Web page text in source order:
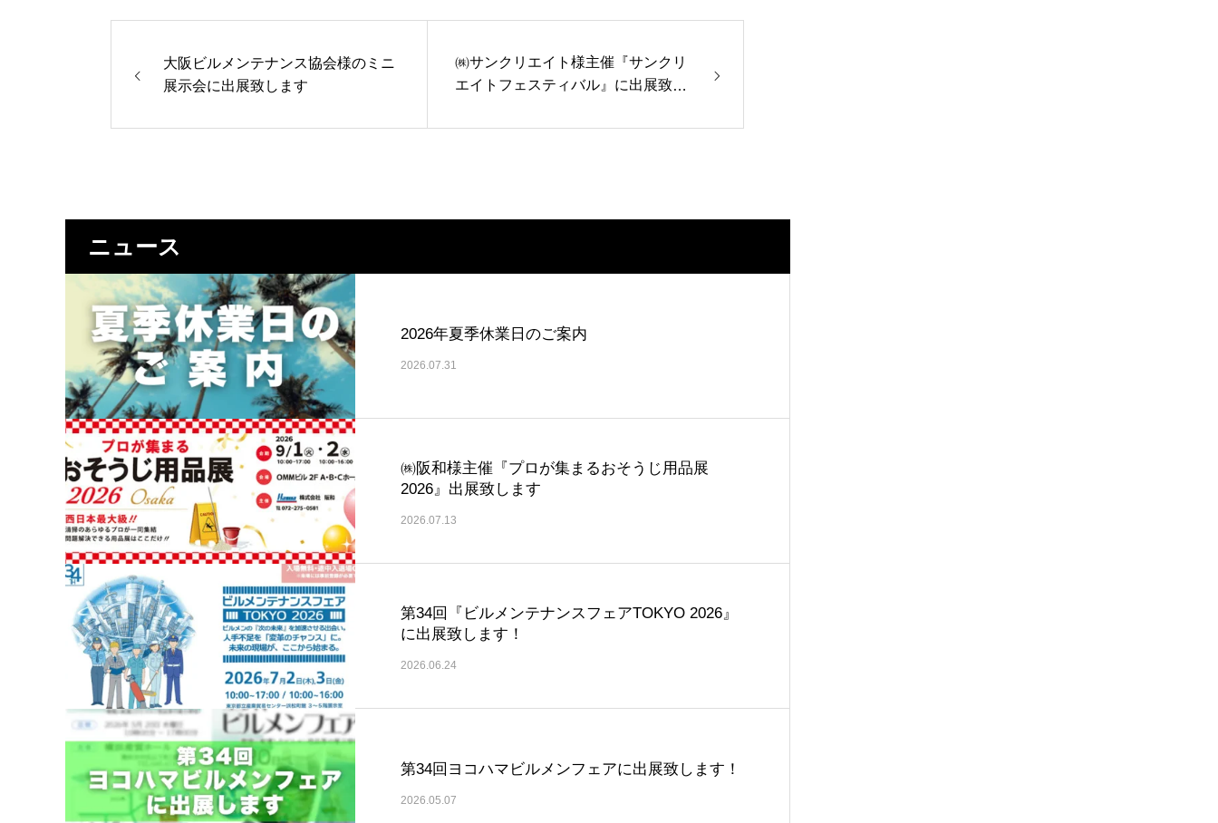
大阪ビルメンテナンス協会様のミニ
展示会に出展致します
㈱サンクリエイト様主催『サンクリ
エイトフェスティバル』に出展致し
ニュース
2026年夏季休業日のご案内
2026.07.31
㈱阪和様主催『プロが集まるおそうじ用品展
2026』出展致します
2026.07.13
第34回『ビルメンテナンスフェアTOKYO 2026』
に出展致します！
2026.06.24
第34回ヨコハマビルメンフェアに出展致します！
2026.05.07